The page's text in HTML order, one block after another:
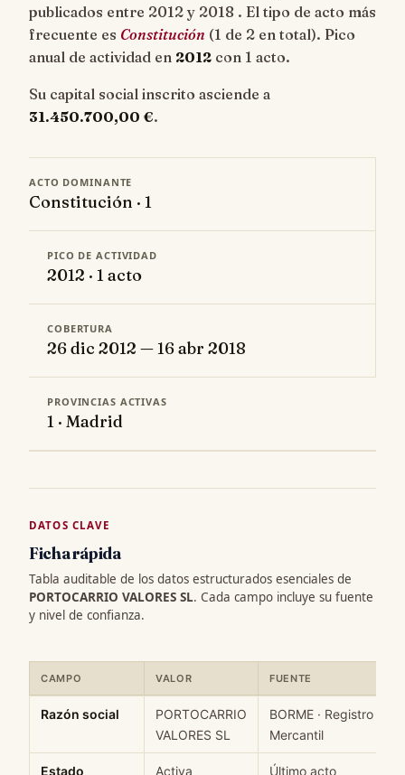
publicados entre 2012 y 2018 . El tipo de acto más
frecuente es Constitución (1 de 2 en total). Pico
anual de actividad en 2012 con 1 acto.
Su capital social inscrito asciende a
31.450.700,00 €.
ACTO DOMINANTE
Constitución · 1
PICO DE ACTIVIDAD
2012 · 1 acto
COBERTURA
26 dic 2012 — 16 abr 2018
PROVINCIAS ACTIVAS
1 · Madrid
DATOS CLAVE
Ficha rápida
Tabla auditable de los datos estructurados esenciales de
PORTOCARRIO VALORES SL. Cada campo incluye su fuente
y nivel de confianza.
CAMPO VALOR FUENTE
Razón social
PORTOCARRIO
VALORES SL
BORME · Registro
Mercantil
Estado Activa Último acto